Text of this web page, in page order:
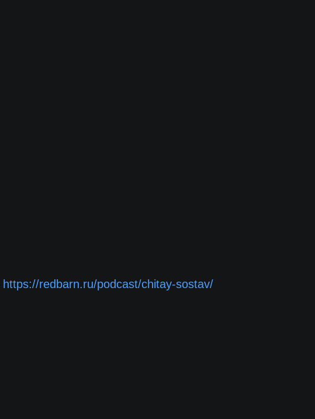
https://redbarn.ru/podcast/chitay-sostav/